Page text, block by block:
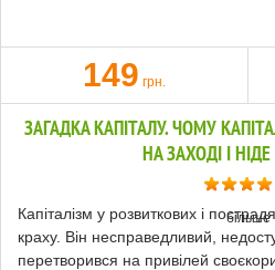
149 грн.
ЗАГАДКА КАПІТАЛУ. ЧОМУ
НА ЗАХОДІ І
Капіталізм у розвиткових і
краху. Він несправедливий,
перетворився на привілей